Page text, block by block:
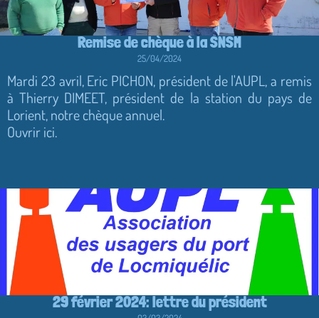
Remise de chèque à la SNSM
25/04/2024
Mardi 23 avril, Eric PICHON, président de l'AUPL, a remis
à Thierry DIMEET, président de la station du pays de
Lorient, notre chèque annuel.
Ouvrir ici.
29 février 2024: lettre du président